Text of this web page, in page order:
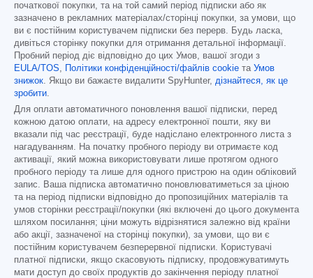
початкової покупки, та на той самий період підписки або як
зазначено в рекламних матеріалах/сторінці покупки, за умови, що
ви є постійним користувачем підписки без перерв. Будь ласка,
дивіться сторінку покупки для отримання детальної інформації.
Пробний період діє відповідно до цих Умов, вашої згоди з
EULA/TOS, Політики конфіденційності/файлів cookie та Умов
знижок. Якщо ви бажаєте видалити SpyHunter, дізнайтеся, як це
зробити.
Для оплати автоматичного поновлення вашої підписки, перед
кожною датою оплати, на адресу електронної пошти, яку ви
вказали під час реєстрації, буде надіслано електронного листа з
нагадуванням. На початку пробного періоду ви отримаєте код
активації, який можна використовувати лише протягом одного
пробного періоду та лише для одного пристрою на один обліковий
запис. Ваша підписка автоматично поновлюватиметься за ціною
та на період підписки відповідно до пропозиційних матеріалів та
умов сторінки реєстрації/покупки (які включені до цього документа
шляхом посилання; ціни можуть відрізнятися залежно від країни
або акції, зазначеної на сторінці покупки), за умови, що ви є
постійним користувачем безперервної підписки. Користувачі
платної підписки, якщо скасовують підписку, продовжуватимуть
мати доступ до своїх продуктів до закінчення періоду платної